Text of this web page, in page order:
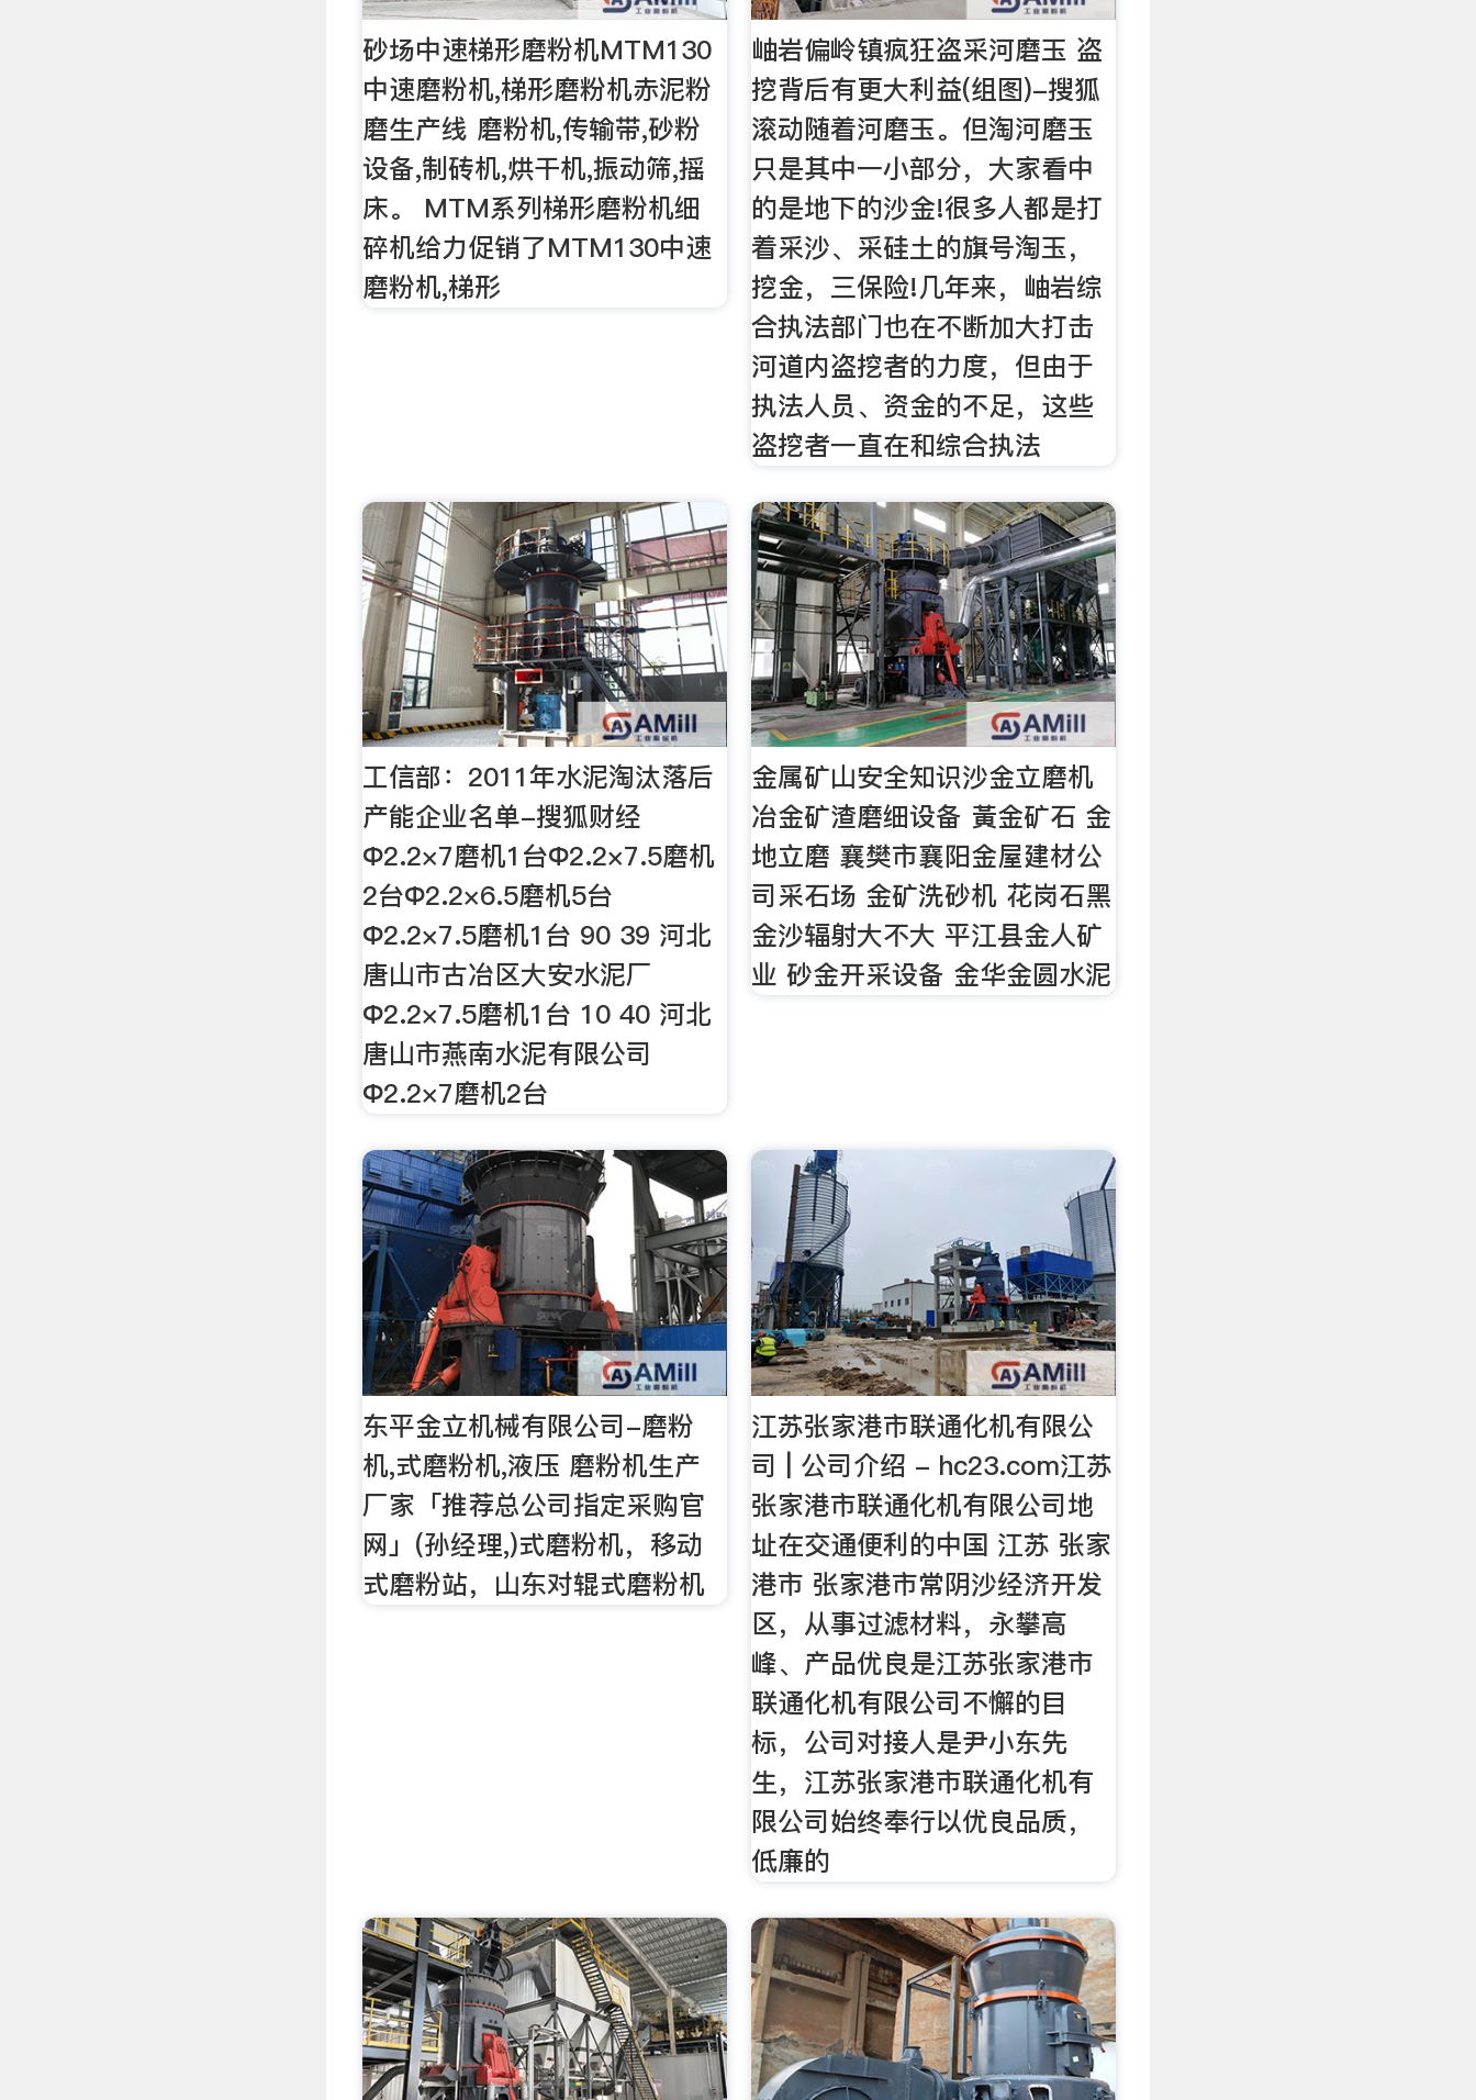
砂场中速梯形磨粉机MTM130
中速磨粉机,梯形磨粉机赤泥粉
磨生产线 磨粉机,传输带,砂粉
设备,制砖机,烘干机,振动筛,摇
床。 MTM系列梯形磨粉机细
碎机给力促销了MTM130中速
磨粉机,梯形
岫岩偏岭镇疯狂盗采河磨玉 盗
挖背后有更大利益(组图)-搜狐
滚动随着河磨玉。但淘河磨玉
只是其中一小部分，大家看中
的是地下的沙金!很多人都是打
着采沙、采硅土的旗号淘玉，
挖金，三保险!几年来，岫岩综
合执法部门也在不断加大打击
河道内盗挖者的力度，但由于
执法人员、资金的不足，这些
盗挖者一直在和综合执法
工信部：2011年水泥淘汰落后
产能企业名单-搜狐财经
Ф2.2×7磨机1台Ф2.2×7.5磨机
2台Ф2.2×6.5磨机5台
Ф2.2×7.5磨机1台 90 39 河北
唐山市古冶区大安水泥厂
Ф2.2×7.5磨机1台 10 40 河北
唐山市燕南水泥有限公司
Ф2.2×7磨机2台
金属矿山安全知识沙金立磨机
冶金矿渣磨细设备 黃金矿石 金
地立磨 襄樊市襄阳金屋建材公
司采石场 金矿洗砂机 花岗石黑
金沙辐射大不大 平江县金人矿
业 砂金开采设备 金华金圆水泥
东平金立机械有限公司-磨粉
机,式磨粉机,液压 磨粉机生产
厂家「推荐总公司指定采购官
网」(孙经理,)式磨粉机，移动
式磨粉站，山东对辊式磨粉机
江苏张家港市联通化机有限公
司 | 公司介绍 - hc23.com江苏
张家港市联通化机有限公司地
址在交通便利的中国 江苏 张家
港市 张家港市常阴沙经济开发
区，从事过滤材料，永攀高
峰、产品优良是江苏张家港市
联通化机有限公司不懈的目
标，公司对接人是尹小东先
生，江苏张家港市联通化机有
限公司始终奉行以优良品质，
低廉的